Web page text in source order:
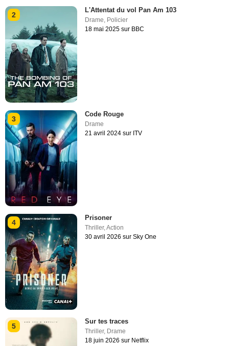
2
L'Attentat du vol Pan Am 103
Drame, Policier
18 mai 2025 sur BBC
3
Code Rouge
Drame
21 avril 2024 sur ITV
4
Prisoner
Thriller,Action
30 avril 2026 sur Sky One
5
Sur tes traces
Thriller, Drame
18 juin 2026 sur Netflix